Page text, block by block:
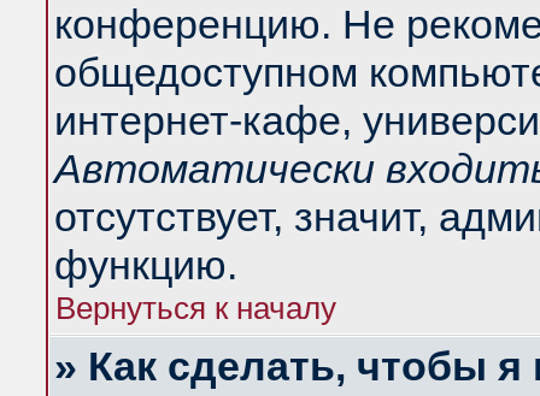
конференцию. Не
общедоступном
интернет-кафе,
Автоматически
отсутствует, значит,
функцию.
Вернуться к началу
» Как сделать, чтобы